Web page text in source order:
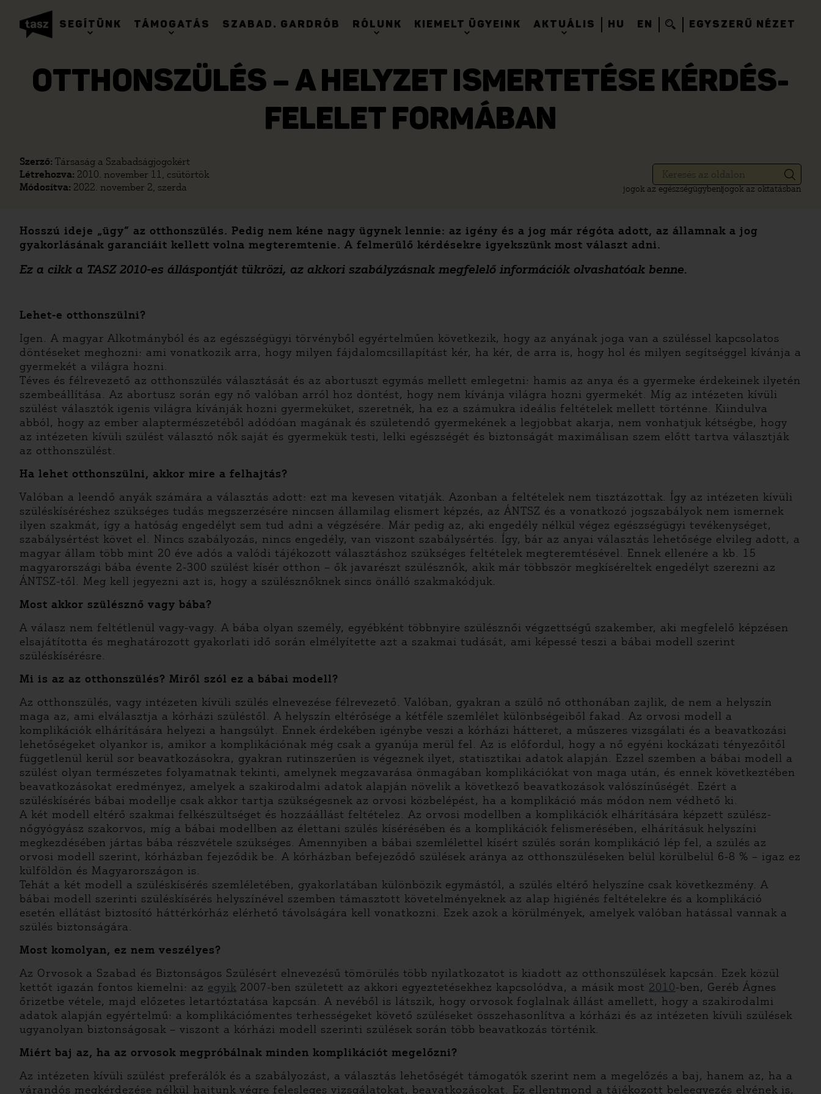
SEGÍTÜNK TÁMOGATÁS SZABAD. GARDRÓB RÓLUNK KIEMELT ÜGYEINK AKTUÁLIS HU EN EGYSZERŰ NÉZET
OTTHONSZÜLÉS – A HELYZET ISMERTETÉSE KÉRDÉS-
FELELET FORMÁBAN
Szerző: Társaság a Szabadságjogokért
Létrehozva: 2010. november 11, csütörtök
Módosítva: 2022. november 2, szerda jogok az egészségügybenjogok az oktatásban
Hosszú ideje „ügy” az otthonszülés. Pedig nem kéne nagy ügynek lennie: az igény és a jog már régóta adott, az államnak a jog
gyakorlásának garanciáit kellett volna megteremtenie. A felmerülő kérdésekre igyekszünk most választ adni.
Ez a cikk a TASZ 2010-es álláspontját tükrözi, az akkori szabályzásnak megfelelő információk olvashatóak benne.
Lehet-e otthonszülni?
Igen. A magyar Alkotmányból és az egészségügyi törvényből egyértelműen következik, hogy az anyának joga van a szüléssel kapcsolatos
döntéseket meghozni: ami vonatkozik arra, hogy milyen fájdalomcsillapítást kér, ha kér, de arra is, hogy hol és milyen segítséggel kívánja a
gyermekét a világra hozni.
Téves és félrevezető az otthonszülés választását és az abortuszt egymás mellett emlegetni: hamis az anya és a gyermeke érdekeinek ilyetén
szembeállítása. Az abortusz során egy nő valóban arról hoz döntést, hogy nem kívánja világra hozni gyermekét. Míg az intézeten kívüli
szülést választók igenis világra kívánják hozni gyermeküket, szeretnék, ha ez a számukra ideális feltételek mellett történne. Kiindulva
abból, hogy az ember alaptermészetéből adódóan magának és születendő gyermekének a legjobbat akarja, nem vonhatjuk kétségbe, hogy
az intézeten kívüli szülést választó nők saját és gyermekük testi, lelki egészségét és biztonságát maximálisan szem előtt tartva választják
az otthonszülést.
Ha lehet otthonszülni, akkor mire a felhajtás?
Valóban a leendő anyák számára a választás adott: ezt ma kevesen vitatják. Azonban a feltételek nem tisztázottak. Így az intézeten kívüli
szüléskíséréshez szükséges tudás megszerzésére nincsen államilag elismert képzés, az ÁNTSZ és a vonatkozó jogszabályok nem ismernek
ilyen szakmát, így a hatóság engedélyt sem tud adni a végzésére. Már pedig az, aki engedély nélkül végez egészségügyi tevékenységet,
szabálysértést követ el. Nincs szabályozás, nincs engedély, van viszont szabálysértés. Így, bár az anyai választás lehetősége elvileg adott, a
magyar állam több mint 20 éve adós a valódi tájékozott választáshoz szükséges feltételek megteremtésével. Ennek ellenére a kb. 15
magyarországi bába évente 2-300 szülést kísér otthon – ők javarészt szülésznők, akik már többször megkíséreltek engedélyt szerezni az
ÁNTSZ-től. Meg kell jegyezni azt is, hogy a szülésznőknek sincs önálló szakmakódjuk.
Most akkor szülésznő vagy bába?
A válasz nem feltétlenül vagy-vagy. A bába olyan személy, egyébként többnyire szülésznői végzettségű szakember, aki megfelelő képzésen
elsajátította és meghatározott gyakorlati idő során elmélyítette azt a szakmai tudását, ami képessé teszi a bábai modell szerint
szüléskísérésre.
Mi is az az otthonszülés? Miről szól ez a bábai modell?
Az otthonszülés, vagy intézeten kívüli szülés elnevezése félrevezető. Valóban, gyakran a szülő nő otthonában zajlik, de nem a helyszín
maga az, ami elválasztja a kórházi szüléstől. A helyszín eltérősége a kétféle szemlélet különbségeiből fakad. Az orvosi modell a
komplikációk elhárítására helyezi a hangsúlyt. Ennek érdekében igénybe veszi a kórházi hátteret, a műszeres vizsgálati és a beavatkozási
lehetőségeket olyankor is, amikor a komplikációnak még csak a gyanúja merül fel. Az is előfordul, hogy a nő egyéni kockázati tényezőitől
függetlenül kerül sor beavatkozásokra, gyakran rutinszerűen is végeznek ilyet, statisztikai adatok alapján. Ezzel szemben a bábai modell a
szülést olyan természetes folyamatnak tekinti, amelynek megzavarása önmagában komplikációkat von maga után, és ennek következtében
beavatkozásokat eredményez, amelyek a szakirodalmi adatok alapján növelik a következő beavatkozások valószínűségét. Ezért a
szüléskísérés bábai modellje csak akkor tartja szükségesnek az orvosi közbelépést, ha a komplikáció más módon nem védhető ki.
A két modell eltérő szakmai felkészültséget és hozzáállást feltételez. Az orvosi modellben a komplikációk elhárítására képzett szülész-
nőgyógyász szakorvos, míg a bábai modellben az élettani szülés kísérésében és a komplikációk felismerésében, elhárításuk helyszíni
megkezdésében jártas bába részvétele szükséges. Amennyiben a bábai szemlélettel kísért szülés során komplikáció lép fel, a szülés az
orvosi modell szerint, kórházban fejeződik be. A kórházban befejeződő szülések aránya az otthonszüléseken belül körülbelül 6-8 % – igaz ez
külföldön és Magyarországon is.
Tehát a két modell a szüléskísérés szemléletében, gyakorlatában különbözik egymástól, a szülés eltérő helyszíne csak következmény. A
bábai modell szerinti szüléskísérés helyszínével szemben támasztott követelményeknek az alap higiénés feltételekre és a komplikáció
esetén ellátást biztosító háttérkórház elérhető távolságára kell vonatkozni. Ezek azok a körülmények, amelyek valóban hatással vannak a
szülés biztonságára.
Most komolyan, ez nem veszélyes?
Az Orvosok a Szabad és Biztonságos Szülésért elnevezésű tömörülés több nyilatkozatot is kiadott az otthonszülések kapcsán. Ezek közül
kettőt igazán fontos kiemelni: az egyik 2007-ben született az akkori egyeztetésekhez kapcsolódva, a másik most 2010-ben, Geréb Ágnes
őrizetbe vétele, majd előzetes letartóztatása kapcsán. A nevéből is látszik, hogy orvosok foglalnak állást amellett, hogy a szakirodalmi
adatok alapján egyértelmű: a komplikációmentes terhességeket követő szüléseket összehasonlítva a kórházi és az intézeten kívüli szülések
ugyanolyan biztonságosak – viszont a kórházi modell szerinti szülések során több beavatkozás történik.
Miért baj az, ha az orvosok megpróbálnak minden komplikációt megelőzni?
Az intézeten kívüli szülést preferálók és a szabályozást, a választás lehetőségét támogatók szerint nem a megelőzés a baj, hanem az, ha a
várandós megkérdezése nélkül hajtunk végre felesleges vizsgálatokat, beavatkozásokat. Ez ellentmond a tájékozott beleegyezés elvének is,